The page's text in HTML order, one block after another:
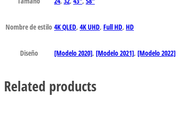
Nombre de estilo 4K QLED, 4K UHD, Full HD, HD
Diseño [Modelo 2020], [Modelo 2021], [Modelo 2022]
Related products